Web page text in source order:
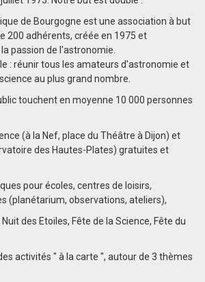
de Bourgogne est une association à but
200 adhérents, créée en 1975 et
passion de l'astronomie.
: réunir tous les amateurs d'astronomie et
au plus grand nombre.
touchent en moyenne 10 000 personnes
(à la Nef, place du Théâtre à Dijon) et
des Hautes-Plates) gratuites et
pour écoles, centres de loisirs,
(planétarium, observations, ateliers),
des Etoiles, Fête de la Science, Fête du
activités " à la carte ", autour de 3 thèmes